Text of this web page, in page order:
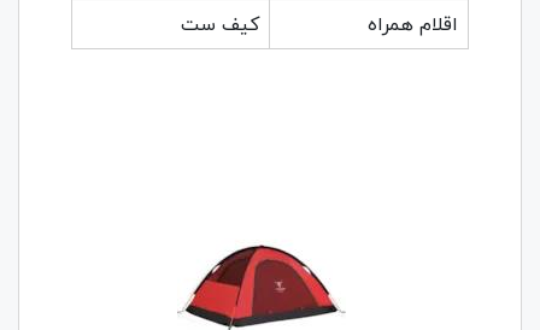
اقلام همراه
کیف ست